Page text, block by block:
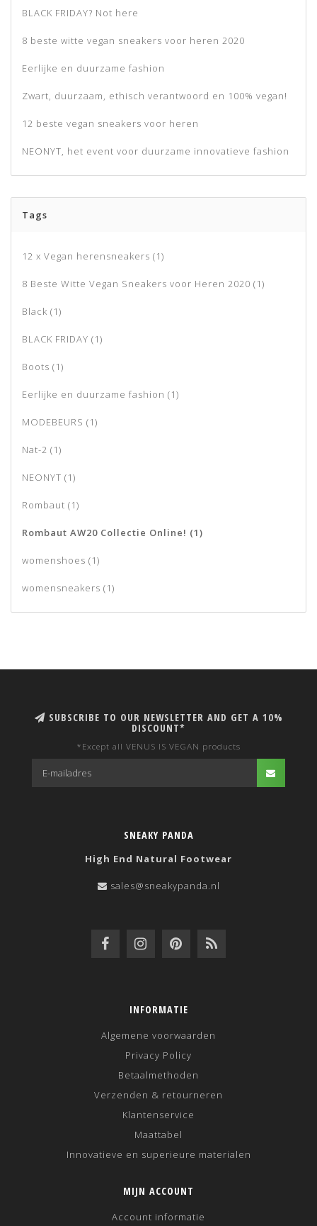
BLACK FRIDAY? Not here
8 beste witte vegan sneakers voor heren 2020
Eerlijke en duurzame fashion
Zwart, duurzaam, ethisch verantwoord en 100% vegan!
12 beste vegan sneakers voor heren
NEONYT, het event voor duurzame innovatieve fashion
Tags
12 x Vegan herensneakers (1)
8 Beste Witte Vegan Sneakers voor Heren 2020 (1)
Black (1)
BLACK FRIDAY (1)
Boots (1)
Eerlijke en duurzame fashion (1)
MODEBEURS (1)
Nat-2 (1)
NEONYT (1)
Rombaut (1)
Rombaut AW20 Collectie Online! (1)
womenshoes (1)
womensneakers (1)
SUBSCRIBE TO OUR NEWSLETTER AND GET A 10%
DISCOUNT*
*Except all VENUS IS VEGAN products
SNEAKY PANDA
High End Natural Footwear
sales@sneakypanda.nl
INFORMATIE
Algemene voorwaarden
Privacy Policy
Betaalmethoden
Verzenden & retourneren
Klantenservice
Maattabel
Innovatieve en superieure materialen
MIJN ACCOUNT
Account informatie